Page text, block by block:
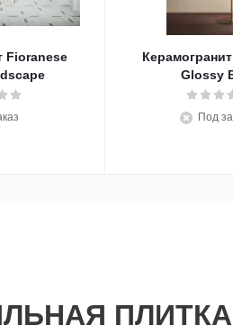
Fioranese
Glossy
Под
ПЛИТКА